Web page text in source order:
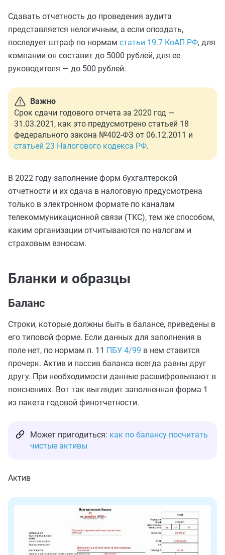
Сдавать отчетность до проведения аудита
представляется нелогичным, а если опоздать,
последует штраф по нормам статьи 19.7 КоАП РФ, для
компании он составит до 5000 рублей, для ее
руководителя — до 500 рублей.
Важно
Срок сдачи годового отчета за 2020 год —
31.03.2021, как это предусмотрено статьей 18
федерального закона №402-ФЗ от 06.12.2011 и
статьей 23 Налогового кодекса РФ.
В 2022 году заполнение форм бухгалтерской
отчетности и их сдача в налоговую предусмотрена
только в электронном формате по каналам
телекоммуникационной связи (ТКС), тем же способом,
каким организации отчитываются по налогам и
страховым взносам.
Бланки и образцы
Баланс
Строки, которые должны быть в балансе, приведены в
его типовой форме. Если данных для заполнения в
поле нет, по нормам п. 11 ПБУ 4/99 в нем ставится
прочерк. Актив и пассив баланса всегда равны друг
другу. При необходимости данные расшифровывают в
пояснениях. Вот так выглядит заполненная форма 1
из пакета годовой финотчетности.
Может пригодиться: как по балансу посчитать
чистые активы
Актив